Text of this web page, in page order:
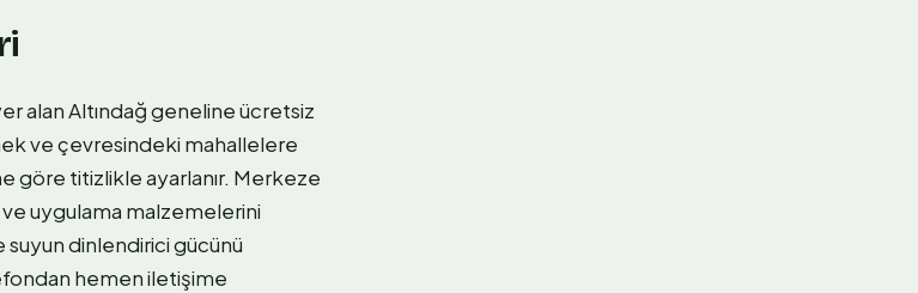
alan Altındağ geneline ücretsiz
ve çevresindeki mahallelere
göre titizlikle ayarlanır. Merkeze
ve uygulama malzemelerini
dinlendirici gücünü
hemen iletişime